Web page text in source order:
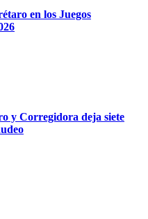
en los Juegos
y Corregidora deja siete